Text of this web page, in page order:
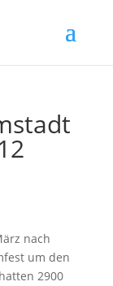
nach
um den
2900